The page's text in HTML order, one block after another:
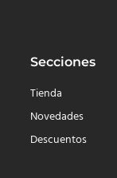
Secciones
Tienda
Novedades
Descuentos